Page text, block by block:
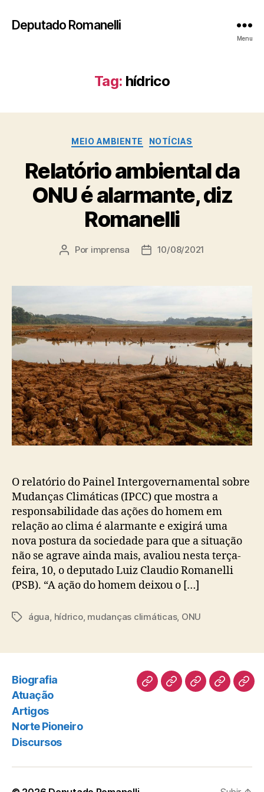
Deputado Romanelli
Menu
Tag: hídrico
Categorias
MEIO AMBIENTE NOTÍCIAS
Relatório ambiental da
ONU é alarmante, diz
Romanelli
Autor
Por imprensa
Data10/08/2021
O relatório do Painel Intergovernamental sobre
Mudanças Climáticas (IPCC) que mostra a
responsabilidade das ações do homem em
relação ao clima é alarmante e exigirá uma
nova postura da sociedade para que a situação
não se agrave ainda mais, avaliou nesta terça-
feira, 10, o deputado Luiz Claudio Romanelli
(PSB). “A ação do homem deixou o […]
Tagságua, hídrico, mudanças climáticas, ONU
Biografia
Atuação
Artigos
Norte Pioneiro
Discursos
BiografiaAtuaçãoArtigosNorte